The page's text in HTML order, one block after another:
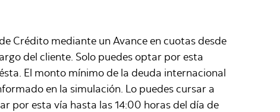
Crédito mediante un Avance en cuotas desde
del cliente. Solo puedes optar por esta
El monto mínimo de la deuda internacional
en la simulación. Lo puedes cursar a
por esta vía hasta las 14:00 horas del día de